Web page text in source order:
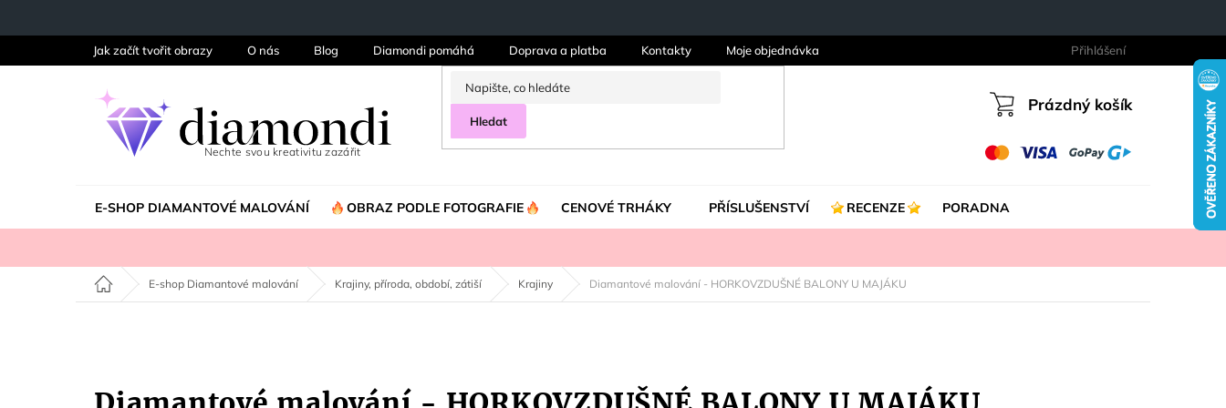
Jak začít tvořit obrazy O nás Blog Diamondi pomáhá Doprava a platba Kontakty Moje objednávka Přihlášení
Hledat
Nákupní
Prázdný košík
E-SHOP DIAMANTOVÉ MALOVÁNÍ OBRAZ PODLE FOTOGRAFIE CENOVÉ TRHÁKY PŘÍSLUŠENSTVÍ RECENZE PORADNA
Domů E-shop Diamantové malování Krajiny, příroda, období, zátiší Krajiny Diamantové malování - HORKOVZDUŠNÉ BALONY U MAJÁKU